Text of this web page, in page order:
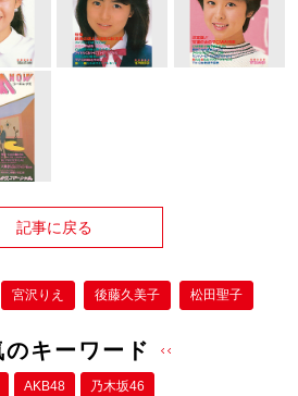
記事に戻る
宮沢りえ 後藤久美子 松田聖子
のキーワード
AKB48 乃木坂46